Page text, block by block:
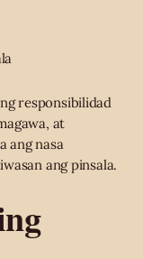
responsibilidad
at
ang nasa
ang pinsala.